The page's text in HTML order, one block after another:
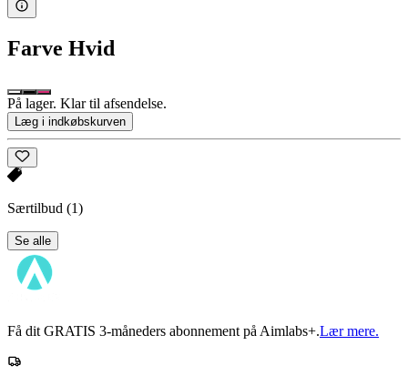
Farve Hvid
På lager. Klar til afsendelse.
Læg i indkøbskurven
Særtilbud (1)
Se alle
Få dit GRATIS 3-måneders abonnement på Aimlabs+.Lær mere.